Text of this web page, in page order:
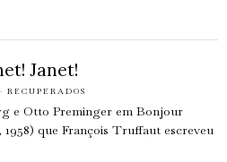
Janet!
· RECUPERADOS
e Otto Preminger em Bonjour
que François Truffaut escreveu